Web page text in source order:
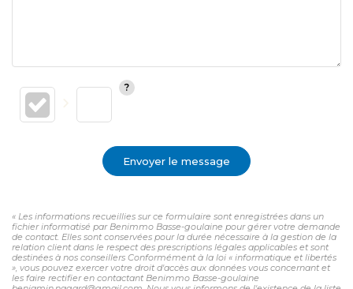
Envoyer le message
« Les informations recueillies sur ce formulaire sont enregistrées dans un
fichier informatisé par Benimmo Basse-goulaine pour gérer votre demande
de contact. Elles sont conservées pour la durée nécessaire à la gestion de la
relation client dans le respect des prescriptions légales applicables et sont
destinées à nos conseillers Conformément à la loi « informatique et libertés
», vous pouvez exercer votre droit d'accès aux données vous concernant et
les faire rectifier en contactant Benimmo Basse-goulaine